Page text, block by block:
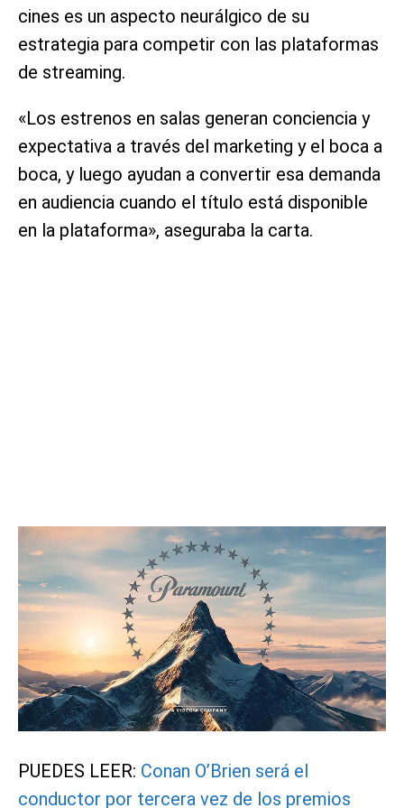
cines es un aspecto neurálgico de su
estrategia para competir con las plataformas
de streaming.
«Los estrenos en salas generan conciencia y
expectativa a través del marketing y el boca a
boca, y luego ayudan a convertir esa demanda
en audiencia cuando el título está disponible
en la plataforma», aseguraba la carta.
PUEDES LEER: Conan O’Brien será el
conductor por tercera vez de los premios